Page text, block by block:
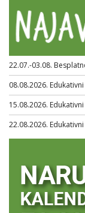
22.07.-03.08.
08.08.2026.
15.08.2026.
22.08.2026.